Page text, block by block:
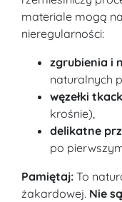
materiale mogą
nieregularności:
zgrubienia i
naturalnych
węzełki
krośnie),
delikatne
po
Pamiętaj: To
żakardowej. Nie